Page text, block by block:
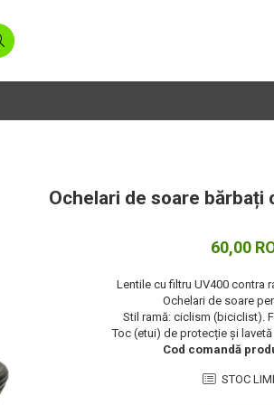
Ochelari de soare bărbați
60,00
Lentile cu filtru UV400 contra
Ochelari de soare
Stil ramă: ciclism (biciclist).
Toc (etui) de protecție și
Cod comandă
STOC